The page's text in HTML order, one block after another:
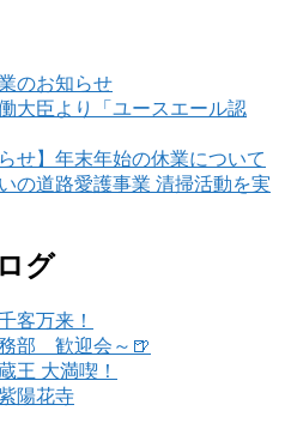
のお知らせ
大臣より「ユースエール認
らせ】年末年始の休業について
の道路愛護事業 清掃活動を実
グ
客万来！
部 歓迎会～🍺
王 大満喫！
陽花寺